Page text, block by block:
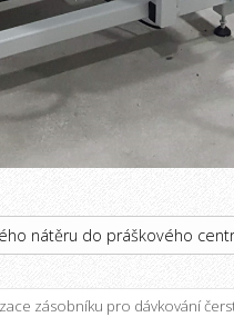
nátěru do práškového
zásobníku pro dávkování